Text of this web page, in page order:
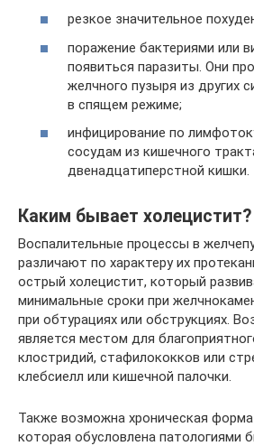
резкое значительное
поражение бактериями или
появиться паразиты. Они
желчного пузыря из других
в спящем режиме;
инфицирование по
сосудам из кишечного
двенадцатиперстной кишки.
Каким бывает холецистит?
Воспалительные процессы в
различают по характеру их
острый холецистит, который
минимальные сроки при
при обтурациях или обструкциях.
является местом для
клостридий, стафилококков или
клебсиелл или кишечной палочки.
Также возможна хроническая форма
которая обусловлена патологиями